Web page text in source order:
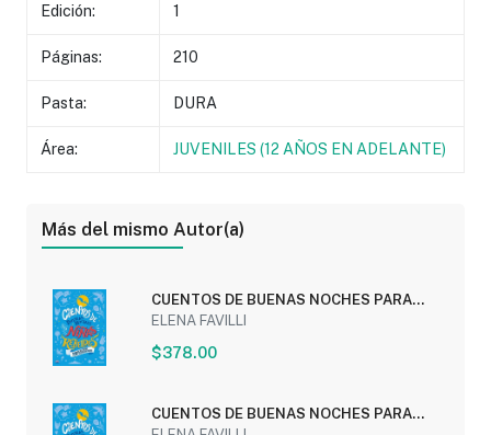
Edición: 1
Páginas: 210
Pasta: DURA
Área: JUVENILES (12 AÑOS EN ADELANTE)
Más del mismo Autor(a)
CUENTOS DE BUENAS NOCHES PARA
NIÑAS REBELDES:...
ELENA FAVILLI
$378.00
CUENTOS DE BUENAS NOCHES PARA
NIÑAS REBELDES:...